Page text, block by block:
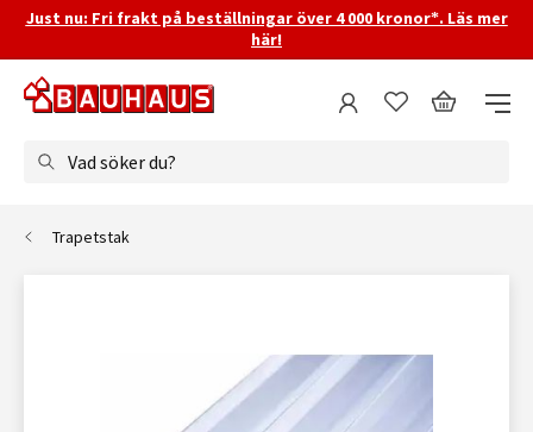
Just nu: Fri frakt på beställningar över 4 000 kronor*. Läs mer
här!
Vad söker du?
Trapetstak